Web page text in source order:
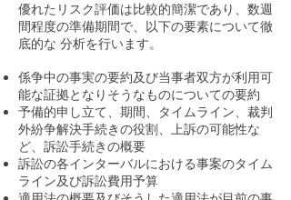
優れたリスク評価は比較的簡潔であり、数週
間程度の準備期間で、以下の要素について徹
底的な 分析を行います。
係争中の事実の要約及び当事者双方が利用可
能な証拠となりそうなものについての要約
予備的申し立て、期間、タイムライン、裁判
外紛争解決手続きの役割、上訴の可能性な
ど、訴訟手続きの概要
訴訟の各インターバルにおける事案のタイム
ライン及び訴訟費用予算